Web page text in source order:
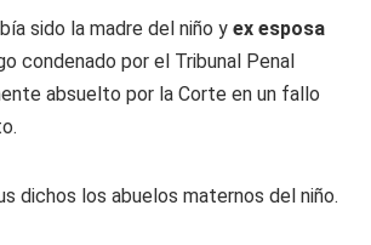
sido la madre del niño y ex esposa
condenado por el Tribunal Penal
absuelto por la Corte en un fallo
dichos los abuelos maternos del niño.